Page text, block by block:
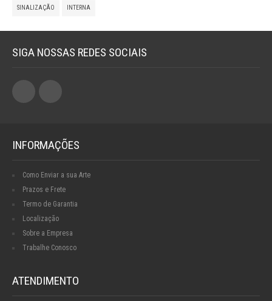
SINALIZAÇÃO INTERNA
SIGA NOSSAS REDES SOCIAIS
INFORMAÇÕES
Como Enviar a sua Arte
Prazos e Frete
Termo de Garantia
Localização
Sobre a Empresa
Trabalhe Conosco
ATENDIMENTO